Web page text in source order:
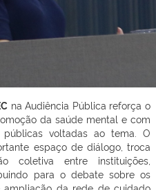
na Audiência Pública reforça o
da saúde mental e com
voltadas ao tema. O
espaço de diálogo, troca
coletiva entre instituições,
para o debate sobre os